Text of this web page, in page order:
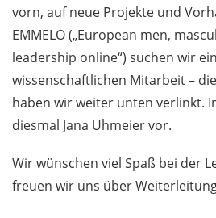
GeFo Lunch Talks
Rückblick auf die Netzwerktagung
„Diversity und
weiterdenken“
Vortrag von Andrea D. Bührmann
Universität Münster
vorn, auf neue Projekte und
EMMELO („European men,
leadership online“) suchen wir
wissenschaftlichen Mitarbeit –
haben wir weiter unten verlinkt.
diesmal Jana Uhmeier vor.
Wir wünschen viel Spaß bei der
freuen wir uns über